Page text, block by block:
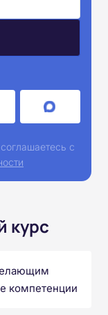
с
курс
компетенции